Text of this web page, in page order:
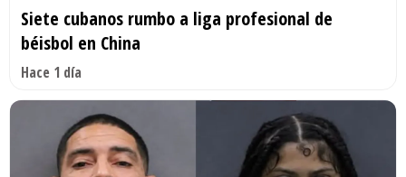
Siete cubanos rumbo a liga profesional de
béisbol en China
Hace 1 día